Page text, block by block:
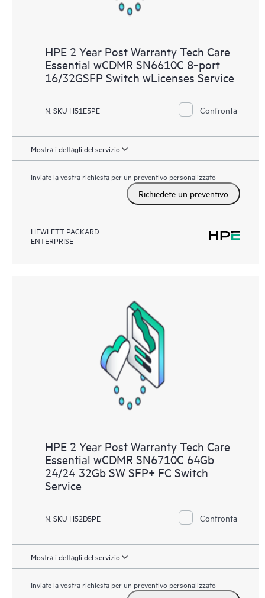
HPE 2 Year Post Warranty Tech Care
Essential wCDMR SN6610C 8‑port
16/32GSFP Switch wLicenses Service
N. SKU H51E5PE Confronta
Mostra i dettagli del servizio
Inviate la vostra richiesta per un preventivo personalizzato
Richiedete un preventivo
HEWLETT PACKARD
ENTERPRISE
HPE 2 Year Post Warranty Tech Care
Essential wCDMR SN6710C 64Gb
24/24 32Gb SW SFP+ FC Switch
Service
N. SKU H52D5PE Confronta
Mostra i dettagli del servizio
Inviate la vostra richiesta per un preventivo personalizzato